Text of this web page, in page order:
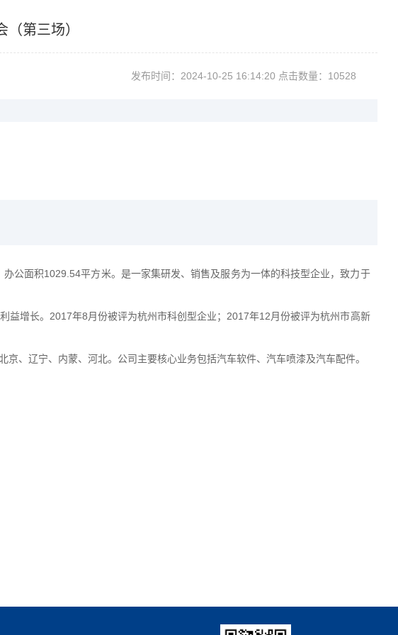
第三场）
发布时间：2024-10-2516:14:20点击数量：10528
办公面积1029.54平方米。是一家集研发、销售及服务为一体的科技型企业，致力于
益增长。 2017年8月份被评为杭州市科创型企业；2017年12月份被评为杭州市高新
京、辽宁、内蒙、河北。公司主要核心业务包括汽车软件、汽车喷漆及汽车配件。